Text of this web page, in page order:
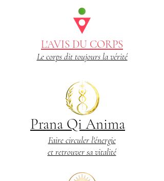
L'AVIS DU CORPS
Prana Qi Anima
Le corps dit toujours la vérité
Faire circuler l'énergie
et retrouver sa vitalité